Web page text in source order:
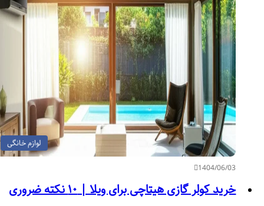
لوازم خانگی
1404/06/03
خرید کولر گازی هیتاچی برای ویلا | ۱۰ نکته ضروری